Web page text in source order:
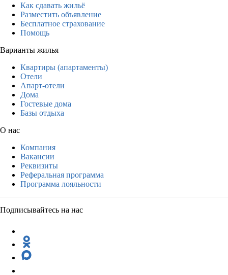
Как сдавать жильё
Разместить объявление
Бесплатное страхование
Помощь
Варианты жилья
Квартиры (апартаменты)
Отели
Апарт-отели
Дома
Гостевые дома
Базы отдыха
О нас
Компания
Вакансии
Реквизиты
Реферальная программа
Программа лояльности
Подписывайтесь на нас